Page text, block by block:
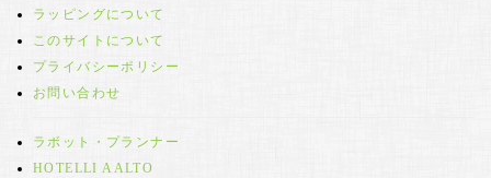
ラッピングについて
このサイトについて
プライバシーポリシー
お問い合わせ
ラボット・プランナー
HOTELLI AALTO